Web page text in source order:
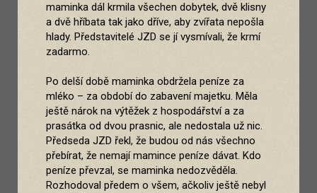
maminka dál krmila všechen dobytek, dvě klisny
a dvě hříbata tak jako dříve, aby zvířata nepošla
hlady. Představitelé JZD se jí vysmívali, že krmí
zadarmo.
Po delší době maminka obdržela peníze za
mléko – za období do zabavení majetku. Měla
ještě nárok na výtěžek z hospodářství a za
prasátka od dvou prasnic, ale nedostala už nic.
Předseda JZD řekl, že budou od nás všechno
přebírat, že nemají mamince peníze dávat. Kdo
peníze převzal, se maminka nedozvěděla.
Rozhodoval předem o všem, ačkoliv ještě nebyl